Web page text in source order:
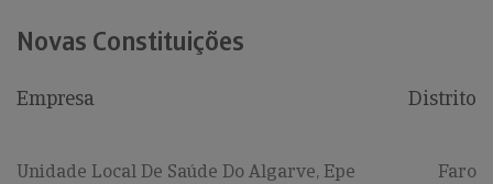
Novas Constituições
Empresa Distrito
Unidade Local De Saúde Do Algarve, Epe Faro